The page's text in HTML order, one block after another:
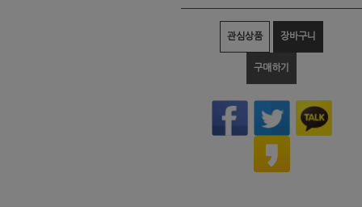
관심상품 장바구니
구매하기